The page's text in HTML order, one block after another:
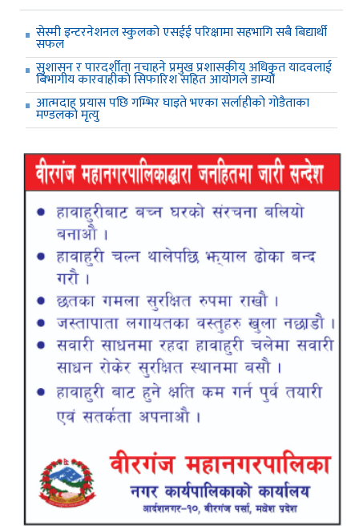
सेस्मी इन्टरनेशनल स्कुलको एसईई परिक्षामा सहभागि सबै बिद्यार्थी
सफल
सुशासन र पारदर्शीता नचाहने प्रमुख प्रशासकीय अधिकृत यादवलाई
बिभागीय कारवाहीको सिफारिश सहित आयोगले डाम्यो
आत्मदाह प्रयास पछि गम्भिर घाइते भएका सर्लाहीको गोडैताका
मण्डलको मृत्यु